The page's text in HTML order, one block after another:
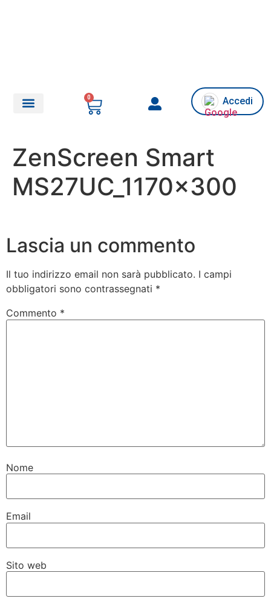
0 Accedi
ZenScreen Smart
MS27UC_1170x300
Lascia un commento
Il tuo indirizzo email non sarà pubblicato. I campi
obbligatori sono contrassegnati *
Commento *
Nome
Email
Sito web